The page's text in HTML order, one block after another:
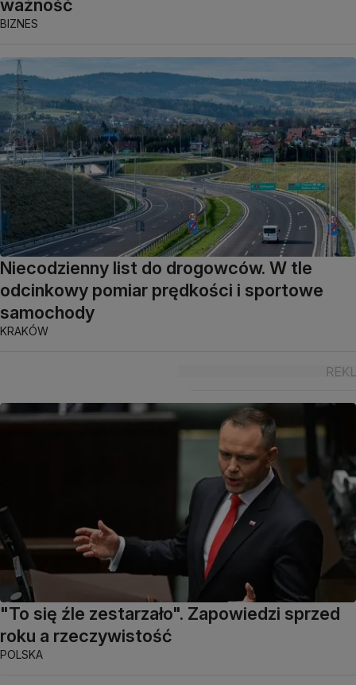
ważność
BIZNES
Niecodzienny list do drogowców. W tle
odcinkowy pomiar prędkości i sportowe
samochody
KRAKÓW
"To się źle zestarzało". Zapowiedzi sprzed
roku a rzeczywistość
POLSKA